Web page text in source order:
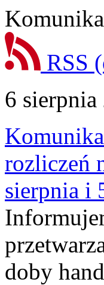
RSS
6
rozliczeń
sierpnia i
doby